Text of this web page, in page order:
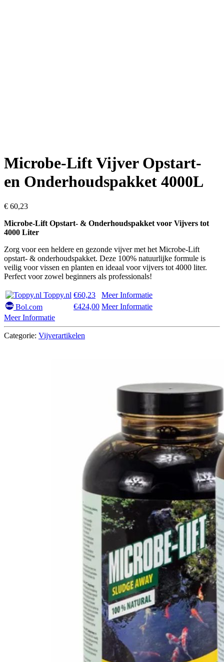
Microbe-Lift Vijver Opstart-
en Onderhoudspakket 4000L
€ 60,23
Microbe-Lift Opstart- & Onderhoudspakket voor Vijvers tot
4000 Liter
Zorg voor een heldere en gezonde vijver met het Microbe-Lift
opstart- & onderhoudspakket. Deze 100% natuurlijke formule is
veilig voor vissen en planten en ideaal voor vijvers tot 4000 liter.
Perfect voor zowel beginners als professionals!
Toppy.nl €60,23
Meer Informatie
Bol.com
€424,00 Meer Informatie
Meer Informatie
Categorie: Vijverartikelen